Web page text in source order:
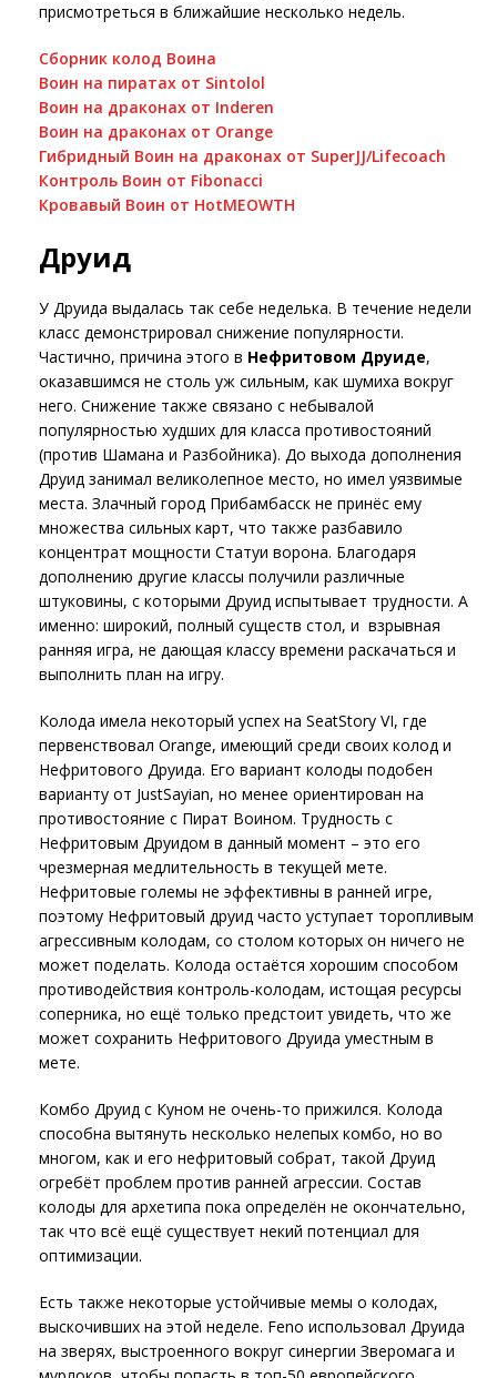
присмотреться в ближайшие несколько недель.
Сборник колод Воина
Воин на пиратах от Sintolol
Воин на драконах от Inderen
Воин на драконах от Orange
Гибридный Воин на драконах от SuperJJ/Lifecoach
Контроль Воин от Fibonacci
Кровавый Воин от HotMEOWTH
Друид
У Друида выдалась так себе неделька. В течение недели
класс демонстрировал снижение популярности.
Частично, причина этого в Нефритовом Друиде,
оказавшимся не столь уж сильным, как шумиха вокруг
него. Снижение также связано с небывалой
популярностью худших для класса противостояний
(против Шамана и Разбойника). До выхода дополнения
Друид занимал великолепное место, но имел уязвимые
места. Злачный город Прибамбасск не принёс ему
множества сильных карт, что также разбавило
концентрат мощности Статуи ворона. Благодаря
дополнению другие классы получили различные
штуковины, с которыми Друид испытывает трудности. А
именно: широкий, полный существ стол, и взрывная
ранняя игра, не дающая классу времени раскачаться и
выполнить план на игру.
Колода имела некоторый успех на SeatStory VI, где
первенствовал Orange, имеющий среди своих колод и
Нефритового Друида. Его вариант колоды подобен
варианту от JustSayian, но менее ориентирован на
противостояние с Пират Воином. Трудность с
Нефритовым Друидом в данный момент – это его
чрезмерная медлительность в текущей мете.
Нефритовые големы не эффективны в ранней игре,
поэтому Нефритовый друид часто уступает торопливым
агрессивным колодам, со столом которых он ничего не
может поделать. Колода остаётся хорошим способом
противодействия контроль-колодам, истощая ресурсы
соперника, но ещё только предстоит увидеть, что же
может сохранить Нефритового Друида уместным в
мете.
Комбо Друид с Куном не очень-то прижился. Колода
способна вытянуть несколько нелепых комбо, но во
многом, как и его нефритовый собрат, такой Друид
огребёт проблем против ранней агрессии. Состав
колоды для архетипа пока определён не окончательно,
так что всё ещё существует некий потенциал для
оптимизации.
Есть также некоторые устойчивые мемы о колодах,
выскочивших на этой неделе. Feno использовал Друида
на зверях, выстроенного вокруг синергии Зверомага и